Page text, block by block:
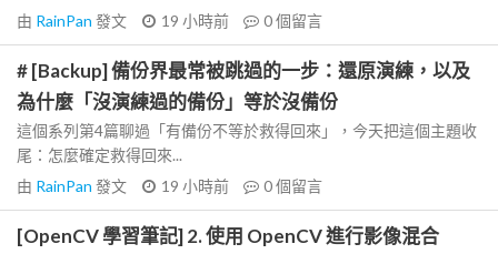
由 RainPan 發文 19 小時前 0個留言
# [Backup] 備份界最常被跳過的一步：還原演練，以及
為什麼「沒演練過的備份」等於沒備份
這個系列第4篇聊過「有備份不等於救得回來」，今天把這個主題收
尾：怎麼確定救得回來...
由 RainPan 發文 19 小時前 0個留言
[OpenCV 學習筆記] 2. 使用 OpenCV 進行影像混合